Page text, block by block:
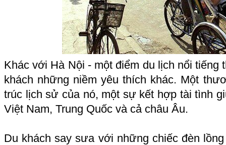
Khác với Hà Nội - một điểm du lịch nổi tiếng
khách những niềm yêu thích khác. Một
trúc lịch sử của nó, một sự kết hợp tài tình
Việt Nam, Trung Quốc và cả châu Âu.
Du khách say sưa với những chiếc đèn